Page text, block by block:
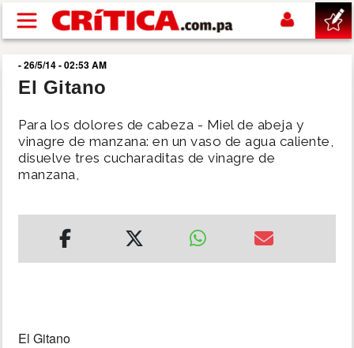
Pasar al contenido principal
buscar
NACIONAL
MUNDO
- 26/5/14 - 02:53 AM
El Gitano
Para los dolores de cabeza - Miel de abeja y
vinagre de manzana: en un vaso de agua caliente,
disuelve tres cucharaditas de vinagre de
manzana,
El Gitano